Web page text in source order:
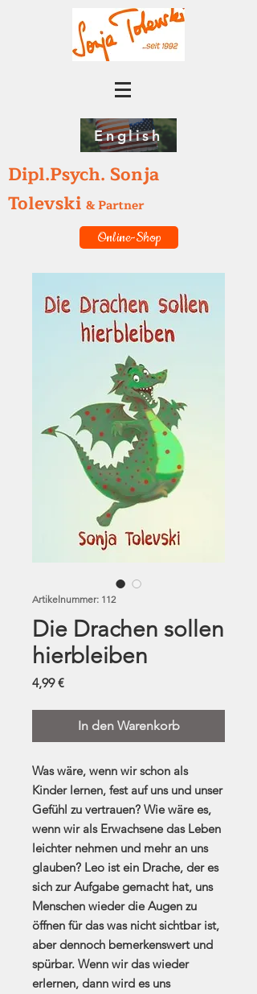
English
Dipl.Psych. Sonja
Tolevski & Partner
Online-Shop
Artikelnummer: 112
Die Drachen sollen
hierbleiben
4,99 €Preis
In den Warenkorb
Was wäre, wenn wir schon als
Kinder lernen, fest auf uns und unser
Gefühl zu vertrauen? Wie wäre es,
wenn wir als Erwachsene das Leben
leichter nehmen und mehr an uns
glauben? Leo ist ein Drache, der es
sich zur Aufgabe gemacht hat, uns
Menschen wieder die Augen zu
öffnen für das was nicht sichtbar ist,
aber dennoch bemerkenswert und
spürbar. Wenn wir das wieder
erlernen, dann wird es uns